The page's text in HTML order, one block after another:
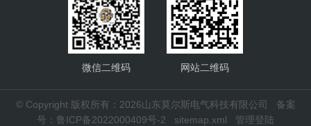
微信二维码 网站二维码
© Copyright 版权所有：2026山东莫尔斯电气科技有限公司 备案
号：鲁ICP备2022000409号-2
sitemap.xml 管理登陆